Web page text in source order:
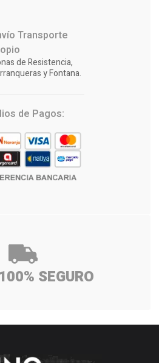
Transporte
de Resistencia,
y Fontana.
de Pagos:
SEGURO